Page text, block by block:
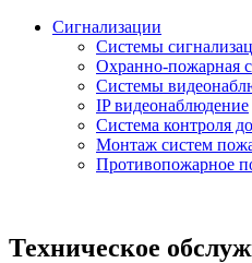
Сигнализации
Системы
Охранно-пожарная
Системы
IP видеонаблюдение
Система контроля
Монтаж систем
Противопожарное
Техническое